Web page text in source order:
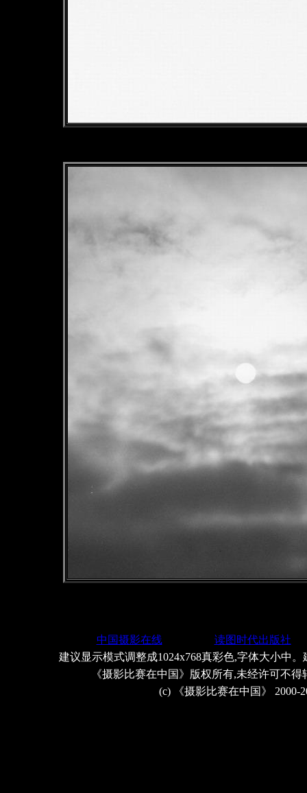
中国摄影在线
读图时代出版社
建议显示模式调整成1024x768真彩色,字体大小中
《摄影比赛在中国》版权所有,未经许可不
(c) 《摄影比赛在中国》 2000-